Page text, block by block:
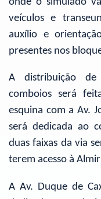
veículos e
auxílio e
presentes nos
A distribuição de
comboios será
esquina com a Av.
será dedicada ao
duas faixas da via
terem acesso à
A Av. Duque de